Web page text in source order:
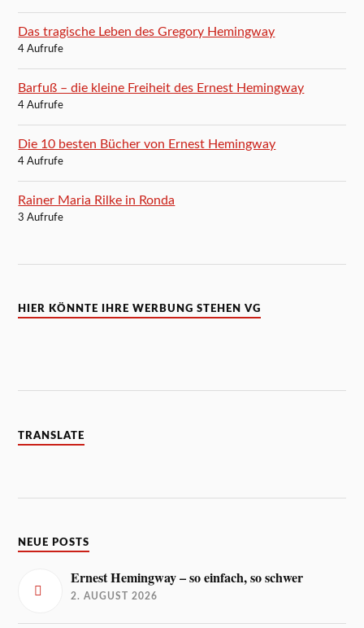
Das tragische Leben des Gregory Hemingway
4 Aufrufe
Barfuß – die kleine Freiheit des Ernest Hemingway
4 Aufrufe
Die 10 besten Bücher von Ernest Hemingway
4 Aufrufe
Rainer Maria Rilke in Ronda
3 Aufrufe
HIER KÖNNTE IHRE WERBUNG STEHEN VG
TRANSLATE
NEUE POSTS
Ernest Hemingway – so einfach, so schwer
2. AUGUST 2026